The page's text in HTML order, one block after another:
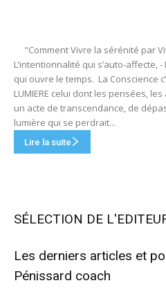
"Comment Vivre la sérénité par
L’intentionnalité qui s’auto-affecte,
qui ouvre le temps. La Conscience
LUMIERE celui dont les pensées,
un acte de transcendance, de
lumière qui se perdrait...
Lire la suite
SÉLECTION DE
Les derniers articles et
Pénissard coach